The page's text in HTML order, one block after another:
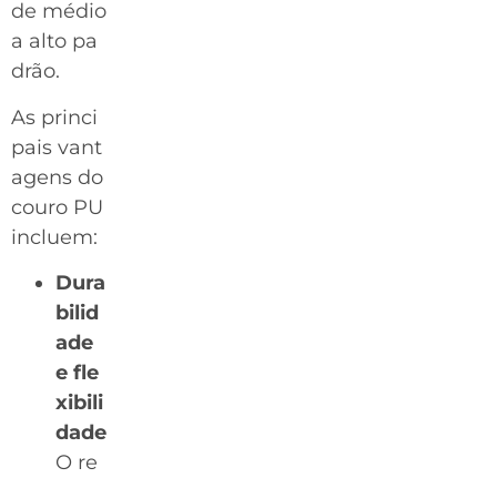
de médio
a alto pa
drão.
As princi
pais vant
agens do
couro PU
incluem:
Dura
bilid
ade
e fle
xibili
dade
O re